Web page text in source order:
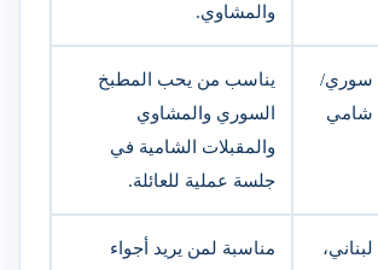
والمشاوي.
سوري/
شامي
يناسب من يحب المطبخ
السوري والمشاوي
والمقبلات الشامية في
جلسة عملية للعائلة.
لبناني،
مناسبة لمن يريد أجواء